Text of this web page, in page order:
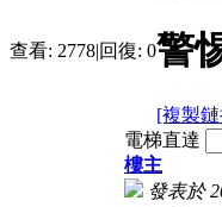
查看: 2778|回復: 0警
[複製
電梯直達
樓主
發表於